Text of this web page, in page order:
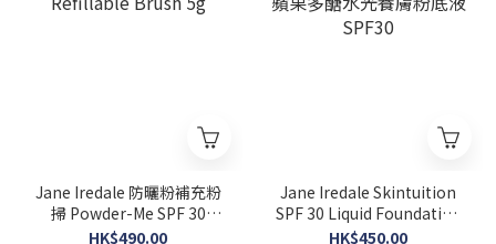
Jane Iredale 防曬粉補充粉
掃 Powder-Me SPF 30
Refillable Brush 5g
HK$490.00
Jane Iredale Skintuition
SPF 30 Liquid Foundation
蘋果多醣水光養膚粉底液
HK$450.00